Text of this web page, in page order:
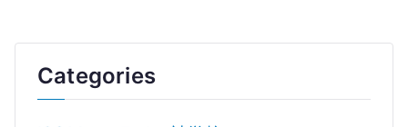
Categories